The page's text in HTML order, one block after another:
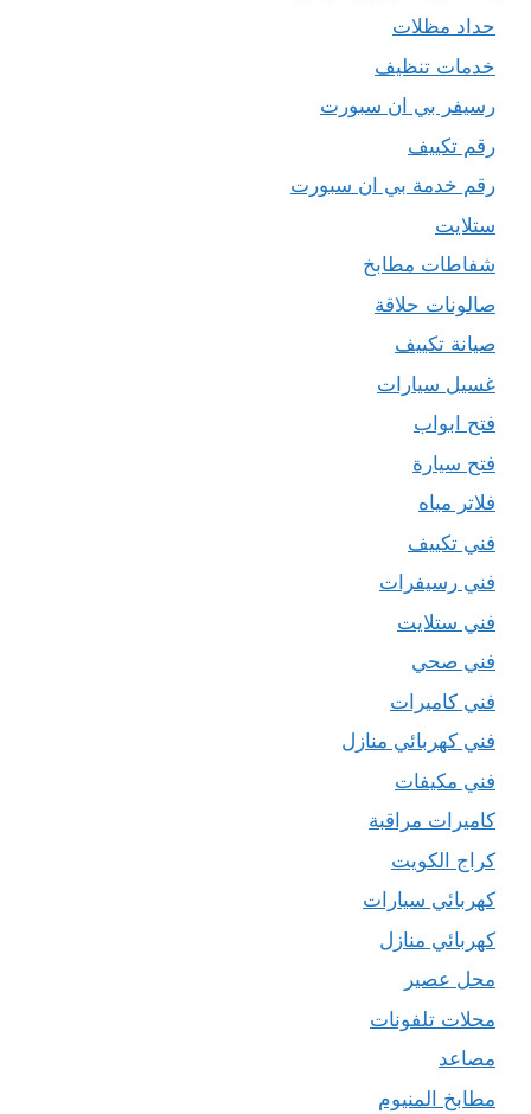
حداد مظلات
خدمات تنظيف
رسيفر بي ان سبورت
رقم تكييف
رقم خدمة بي ان سبورت
ستلايت
شفاطات مطابخ
صالونات حلاقة
صيانة تكييف
غسيل سيارات
فتح ابواب
فتح سيارة
فلاتر مياه
فني تكييف
فني رسيفرات
فني ستلايت
فني صحي
فني كاميرات
فني كهربائي منازل
فني مكيفات
كاميرات مراقبة
كراج الكويت
كهربائي سيارات
كهربائي منازل
محل عصير
محلات تلفونات
مصاعد
مطابخ المنيوم